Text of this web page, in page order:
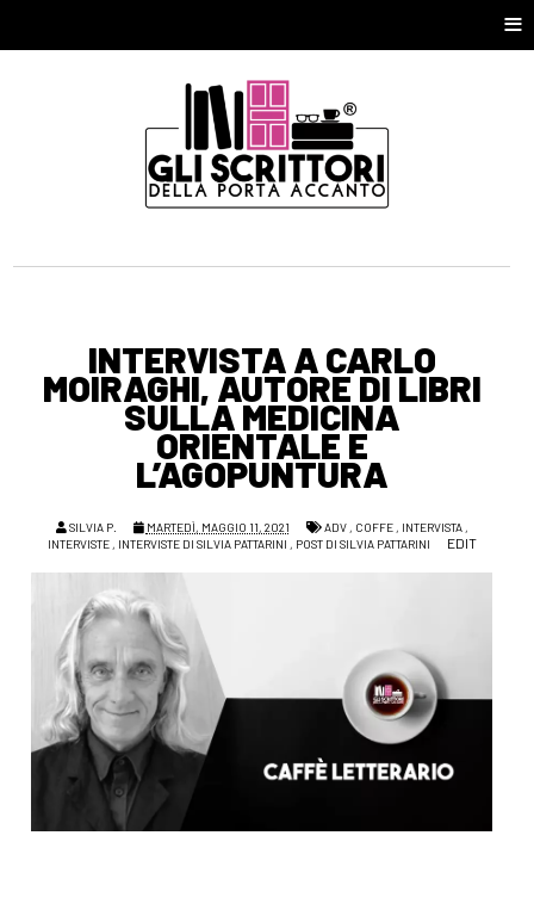
≡
INTERVISTA A CARLO
MOIRAGHI, AUTORE DI LIBRI
SULLA MEDICINA
ORIENTALE E
L’AGOPUNTURA
SILVIA P. MARTEDÌ, MAGGIO 11, 2021 ADV, COFFE, INTERVISTA,
INTERVISTE, INTERVISTE DI SILVIA PATTARINI , POST DI SILVIA PATTARINI EDIT